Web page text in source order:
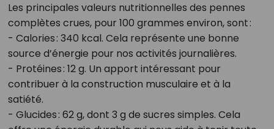
Les principales valeurs nutritionnelles des pennes
complètes crues, pour 100 grammes environ, sont :
- Calories : 340 kcal. Cela représente une bonne
source d’énergie pour nos activités journalières.
- Protéines : 12 g. Un apport intéressant pour
contribuer à la construction musculaire et à la
satiété.
- Glucides : 62 g, dont 3 g de sucres simples. Cela